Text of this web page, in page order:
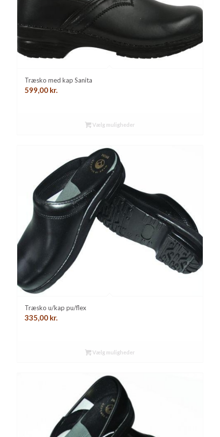
Træsko med kap Sanita
599,00 kr.
Vælg muligheder
Træsko u/kap pu/flex
335,00 kr.
Vælg muligheder